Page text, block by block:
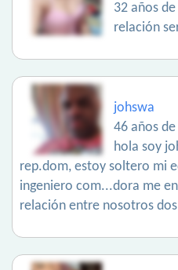
32 años de
relación
johswa
46 años de
hola soy
rep.dom, estoy soltero mi
ingeniero com...dora me
relación entre nosotros